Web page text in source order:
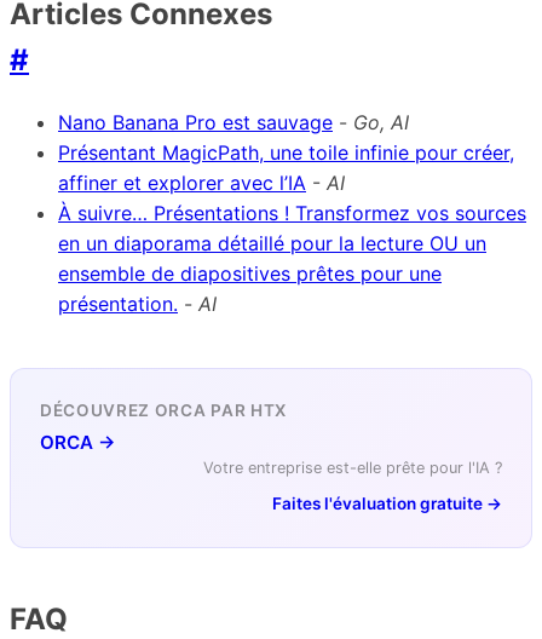
Articles Connexes
#
Nano Banana Pro est sauvage - Go, AI
Présentant MagicPath, une toile infinie pour créer,
affiner et explorer avec l’IA - AI
À suivre… Présentations ! Transformez vos sources
en un diaporama détaillé pour la lecture OU un
ensemble de diapositives prêtes pour une
présentation. - AI
DÉCOUVREZ ORCA PAR HTX
ORCA →
Votre entreprise est-elle prête pour l'IA ?
Faites l'évaluation gratuite →
FAQ